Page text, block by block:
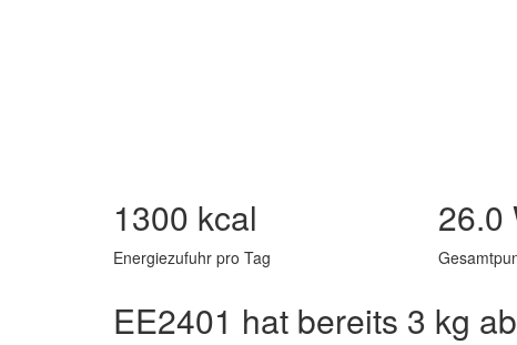
1300 kcal
Energiezufuhr pro Tag
26.0
EE2401 hat bereits 3 kg